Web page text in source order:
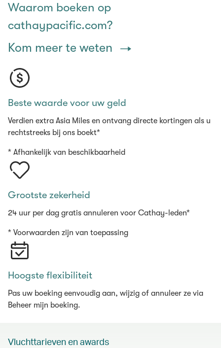
Waarom boeken op
cathaypacific.com?
Kom meer te weten
Beste waarde voor uw geld
Verdien extra Asia Miles en ontvang directe kortingen als u
rechtstreeks bij ons boekt*
* Afhankelijk van beschikbaarheid
Grootste zekerheid
24 uur per dag gratis annuleren voor Cathay-leden*
* Voorwaarden zijn van toepassing
Hoogste flexibiliteit
Pas uw boeking eenvoudig aan, wijzig of annuleer ze via
Beheer mijn boeking.
Vluchttarieven en awards